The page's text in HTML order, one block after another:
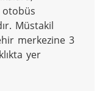
otobüs
Müstakil
merkezine 3
yer